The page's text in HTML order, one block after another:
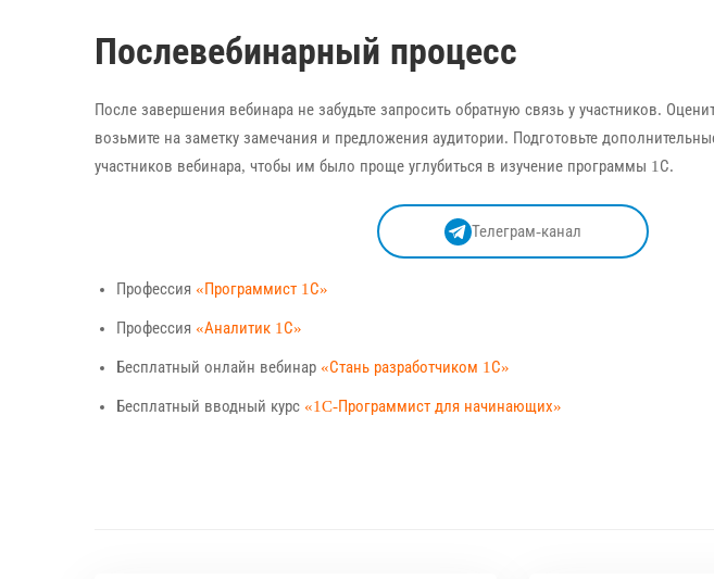
Послевебинарный процесс
После завершения вебинара не забудьте запросить обратную связь у участников.
возьмите на заметку замечания и предложения аудитории. Подготовьте
участников вебинара, чтобы им было проще углубиться в изучение программы 1С.
Телеграм-канал
Профессия «Программист 1С»
Профессия «Аналитик 1С»
Бесплатный онлайн вебинар «Стань разработчиком 1С»
Бесплатный вводный курс «1C-Программист для начинающих»